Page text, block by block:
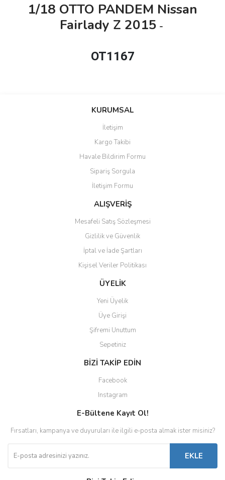
1/18 OTTO PANDEM Nissan
Fairlady Z 2015 -
OT1167
KURUMSAL
İletişim
Kargo Takibi
Havale Bildirim Formu
Sipariş Sorgula
İletişim Formu
ALIŞVERİŞ
Mesafeli Satış Sözleşmesi
Gizlilik ve Güvenlik
İptal ve İade Şartları
Kişisel Veriler Politikası
ÜYELİK
Yeni Üyelik
Üye Girişi
Şifremi Unuttum
Sepetiniz
BİZİ TAKİP EDİN
Facebook
Instagram
E-Bültene Kayıt Ol!
Fırsatları, kampanya ve duyuruları ile ilgili e-posta almak ister misiniz?
EKLE